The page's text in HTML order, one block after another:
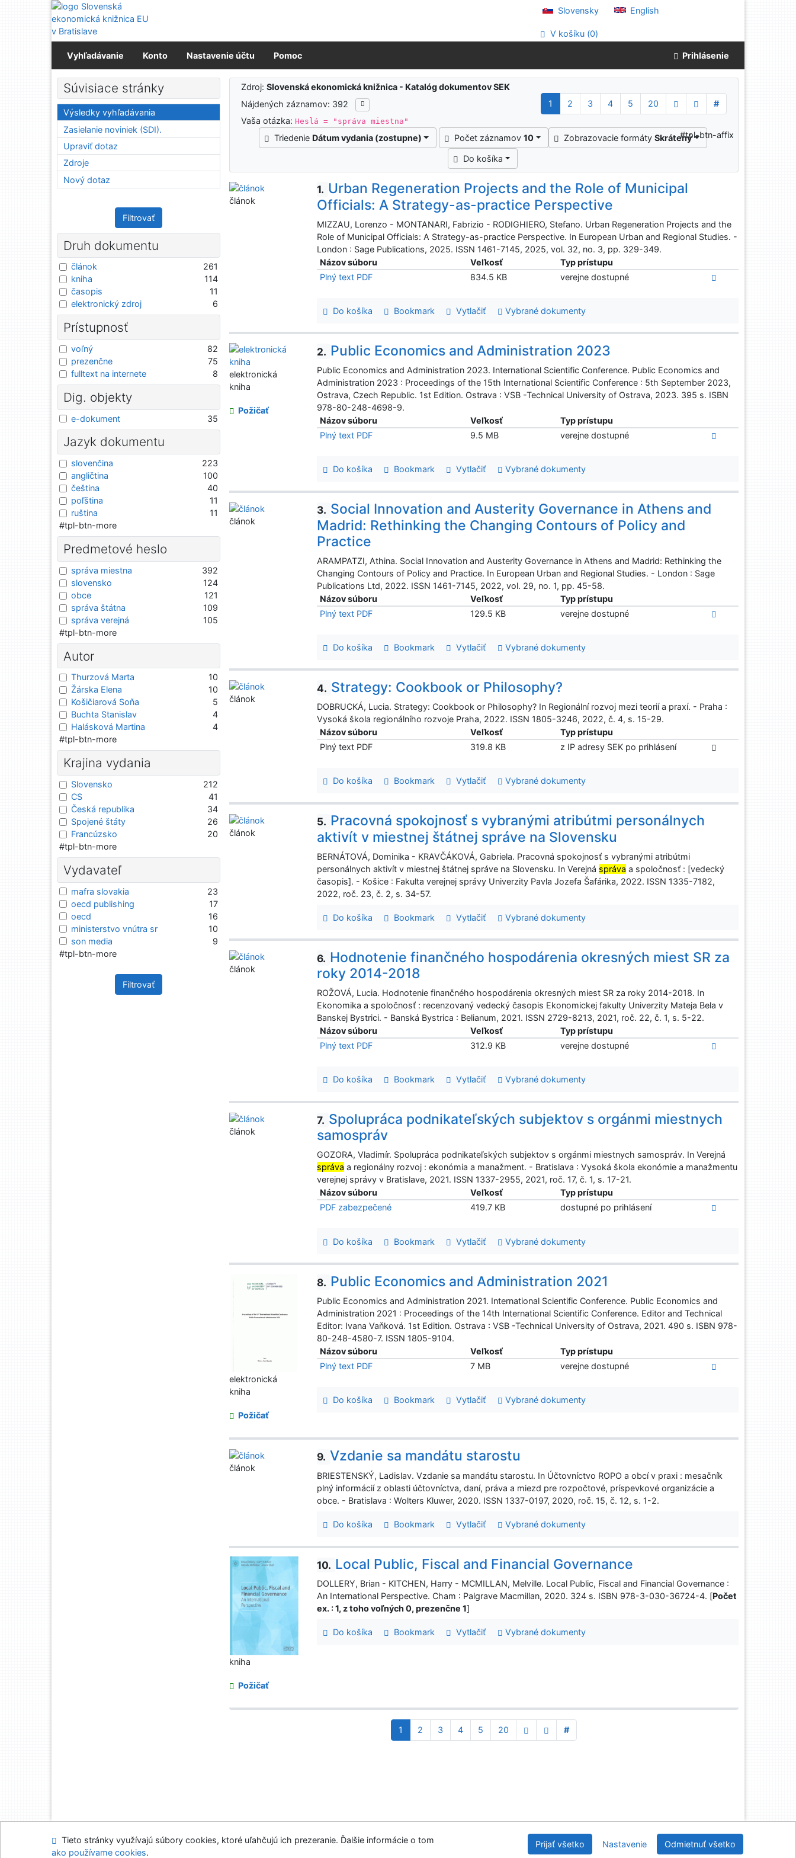
Prejsť na obsah
Prejsť na menu
Prehlásenie o webovej prístupnosti
Slovensky English
V košíku (0)
Vyhľadávanie Konto Nastavenie účtu Pomoc Prihlásenie
Výsledky vyhľadávania
Zdroj:Slovenská ekonomická knižnica - Katalóg dokumentov SEK
Nájdených záznamov: 392
1 2 3 4 5 20
#
Vaša otázka:Heslá = "správa miestna"
Triedenie Dátum vydania (zostupne) Počet záznamov10 Zobrazovacie formátySkrátený
Do košíka
#tpl-btn-affix
1. Urban Regeneration Projects and the Role of Municipal
Officials: A Strategy-as-practice Perspective
MIZZAU, Lorenzo - MONTANARI, Fabrizio - RODIGHIERO, Stefano. Urban Regeneration Projects and the
Role of Municipal Officials: A Strategy-as-practice Perspective. In European Urban and Regional Studies. -
London : Sage Publications, 2025. ISSN 1461-7145, 2025, vol. 32, no. 3, pp. 329-349.
Názov súboru
Veľkosť
Typ prístupu
Plný text PDF
834.5 KB verejne dostupné
Do košíka Bookmark Vytlačiť Vybrané dokumenty
článok
2. Public Economics and Administration 2023
Public Economics and Administration 2023. International Scientific Conference. Public Economics and
Administration 2023 : Proceedings of the 15th International Scientific Conference : 5th September 2023,
Ostrava, Czech Republic. 1st Edition. Ostrava : VSB -Technical University of Ostrava, 2023. 395 s. ISBN
978-80-248-4698-9.
Názov súboru
Veľkosť
Typ prístupu
Plný text PDF
9.5 MB verejne dostupné
Do košíka Bookmark Vytlačiť Vybrané dokumenty
elektronická
kniha
Požičať
3. Social Innovation and Austerity Governance in Athens and
Madrid: Rethinking the Changing Contours of Policy and
Practice
ARAMPATZI, Athina. Social Innovation and Austerity Governance in Athens and Madrid: Rethinking the
Changing Contours of Policy and Practice. In European Urban and Regional Studies. - London : Sage
Publications Ltd, 2022. ISSN 1461-7145, 2022, vol. 29, no. 1, pp. 45-58.
Názov súboru
Veľkosť
Typ prístupu
Plný text PDF
129.5 KB verejne dostupné
Do košíka Bookmark Vytlačiť Vybrané dokumenty
článok
4. Strategy: Cookbook or Philosophy?
DOBRUCKÁ, Lucia. Strategy: Cookbook or Philosophy? In Regionální rozvoj mezi teorií a praxí. - Praha :
Vysoká škola regionálního rozvoje Praha, 2022. ISSN 1805-3246, 2022, č. 4, s. 15-29.
Názov súboru
Veľkosť
Typ prístupu
Plný text PDF
319.8 KB z IP adresy SEK po prihlásení
Do košíka Bookmark Vytlačiť Vybrané dokumenty
článok
5. Pracovná spokojnosť s vybranými atribútmi personálnych
aktivít v miestnej štátnej správe na Slovensku
BERNÁTOVÁ, Dominika - KRAVČÁKOVÁ, Gabriela. Pracovná spokojnosť s vybranými atribútmi
personálnych aktivít v miestnej štátnej správe na Slovensku. In Verejná správa a spoločnosť : [vedecký
časopis]. - Košice : Fakulta verejnej správy Univerzity Pavla Jozefa Šafárika, 2022. ISSN 1335-7182,
2022, roč. 23, č. 2, s. 34-57.
Do košíka Bookmark Vytlačiť Vybrané dokumenty
článok
6. Hodnotenie finančného hospodárenia okresných miest SR za
roky 2014-2018
ROŽOVÁ, Lucia. Hodnotenie finančného hospodárenia okresných miest SR za roky 2014-2018. In
Ekonomika a spoločnosť : recenzovaný vedecký časopis Ekonomickej fakulty Univerzity Mateja Bela v
Banskej Bystrici. - Banská Bystrica : Belianum, 2021. ISSN 2729-8213, 2021, roč. 22, č. 1, s. 5-22.
Názov súboru
Veľkosť
Typ prístupu
Plný text PDF
312.9 KB verejne dostupné
Do košíka Bookmark Vytlačiť Vybrané dokumenty
článok
7. Spolupráca podnikateľských subjektov s orgánmi miestnych
samospráv
GOZORA, Vladimír. Spolupráca podnikateľských subjektov s orgánmi miestnych samospráv. In Verejná
správa a regionálny rozvoj : ekonómia a manažment. - Bratislava : Vysoká škola ekonómie a manažmentu
verejnej správy v Bratislave, 2021. ISSN 1337-2955, 2021, roč. 17, č. 1, s. 17-21.
Názov súboru
Veľkosť
Typ prístupu
PDF zabezpečené
419.7 KB dostupné po prihlásení
Do košíka Bookmark Vytlačiť Vybrané dokumenty
článok
8. Public Economics and Administration 2021
Public Economics and Administration 2021. International Scientific Conference. Public Economics and
Administration 2021 : Proceedings of the 14th International Scientific Conference. Editor and Technical
Editor: Ivana Vaňková. 1st Edition. Ostrava : VSB -Technical University of Ostrava, 2021. 490 s. ISBN 978-
80-248-4580-7. ISSN 1805-9104.
Názov súboru
Veľkosť
Typ prístupu
Plný text PDF
7 MB verejne dostupné
Do košíka Bookmark Vytlačiť Vybrané dokumenty
elektronická
kniha
Požičať
9. Vzdanie sa mandátu starostu
BRIESTENSKÝ, Ladislav. Vzdanie sa mandátu starostu. In Účtovníctvo ROPO a obcí v praxi : mesačník
plný informácií z oblasti účtovníctva, daní, práva a miezd pre rozpočtové, príspevkové organizácie a
obce. - Bratislava : Wolters Kluwer, 2020. ISSN 1337-0197, 2020, roč. 15, č. 12, s. 1-2.
Do košíka Bookmark Vytlačiť Vybrané dokumenty
článok
10. Local Public, Fiscal and Financial Governance
DOLLERY, Brian - KITCHEN, Harry - MCMILLAN, Melville. Local Public, Fiscal and Financial Governance :
An International Perspective. Cham : Palgrave Macmillan, 2020. 324 s. ISBN 978-3-030-36724-4. [Počet
ex. : 1, z toho voľných 0, prezenčne 1]
Do košíka Bookmark Vytlačiť Vybrané dokumenty
kniha
Požičať
1 2 3 4 5 20 #
Súvisiace stránky
Výsledky vyhľadávania
Zasielanie noviniek (SDI).
Upraviť dotaz
Zdroje
Nový dotaz
Filtrovať
Druh dokumentu
článok
261
kniha
114
časopis
11
elektronický zdroj
6
Prístupnosť
voľný
82
prezenčne
75
fulltext na internete
8
Dig. objekty
e-dokument 35
Jazyk dokumentu
slovenčina
223
angličtina
100
čeština
40
poľština
11
ruština
11
#tpl-btn-more
Predmetové heslo
správa miestna
392
slovensko
124
obce
121
správa štátna
109
správa verejná
105
#tpl-btn-more
Autor
Thurzová Marta
10
Žárska Elena
10
Košičiarová Soňa
5
Buchta Stanislav
4
Halásková Martina
4
#tpl-btn-more
Krajina vydania
Slovensko
212
CS
41
Česká republika
34
Spojené štáty
26
Francúzsko
20
#tpl-btn-more
Vydavateľ
mafra slovakia
23
oecd publishing
17
oecd
16
ministerstvo vnútra sr
10
son media
9
#tpl-btn-more
Filtrovať
Mapa stránok Prístupnosť Súkromie
Modul OpenSearch
Slovenská ekonomická knižnica EU v Bratislave
Tieto stránky využívajú súbory cookies, ktoré uľahčujú ich prezeranie. Ďalšie informácie o tom
ako používame cookies.
Prijať všetko Nastavenie Odmietnuť všetko